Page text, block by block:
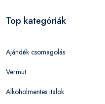
Top kategóriák
Ajándék csomagolás
Vermut
Alkoholmentes italok